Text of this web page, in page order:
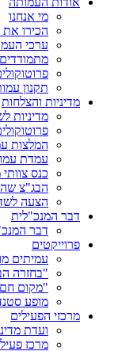
מי אנחנו
הכירו
ערכי
תקנון
מדיניות והצלחות
מדיניות
המלצות
עמדת
כנס
הבג"צ
הצעה
דבר המנכ"לית
דבר
פרוייקטים
עמיתים
"בחזרה
"מקום
מופע
מרכזי הפעילים
ועדת
מרכז